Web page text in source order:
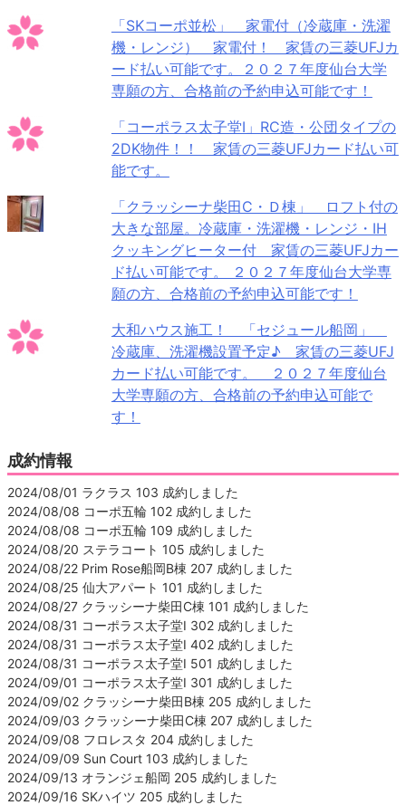
「SKコーポ並松」 家電付（冷蔵庫・洗濯
機・レンジ） 家電付！ 家賃の三菱UFJカ
ード払い可能です。２０２７年度仙台大学
専願の方、合格前の予約申込可能です！
「コーポラス太子堂Ⅰ」RC造・公団タイプの
2DK物件！！ 家賃の三菱UFJカード払い可
能です。
「クラッシーナ柴田C・Ｄ棟」 ロフト付の
大きな部屋。冷蔵庫・洗濯機・レンジ・IH
クッキングヒーター付 家賃の三菱UFJカー
ド払い可能です。 ２０２７年度仙台大学専
願の方、合格前の予約申込可能です！
大和ハウス施工！ 「セジュール船岡」
冷蔵庫、洗濯機設置予定♪ 家賃の三菱UFJ
カード払い可能です。 ２０２７年度仙台
大学専願の方、合格前の予約申込可能で
す！
成約情報
2024/08/01 ラクラス 103 成約しました
2024/08/08 コーポ五輪 102 成約しました
2024/08/08 コーポ五輪 109 成約しました
2024/08/20 ステラコート 105 成約しました
2024/08/22 Prim Rose船岡B棟 207 成約しました
2024/08/25 仙大アパート 101 成約しました
2024/08/27 クラッシーナ柴田C棟 101 成約しました
2024/08/31 コーポラス太子堂Ⅰ 302 成約しました
2024/08/31 コーポラス太子堂Ⅰ 402 成約しました
2024/08/31 コーポラス太子堂Ⅰ 501 成約しました
2024/09/01 コーポラス太子堂Ⅰ 301 成約しました
2024/09/02 クラッシーナ柴田B棟 205 成約しました
2024/09/03 クラッシーナ柴田C棟 207 成約しました
2024/09/08 フロレスタ 204 成約しました
2024/09/09 Sun Court 103 成約しました
2024/09/13 オランジェ船岡 205 成約しました
2024/09/16 SKハイツ 205 成約しました